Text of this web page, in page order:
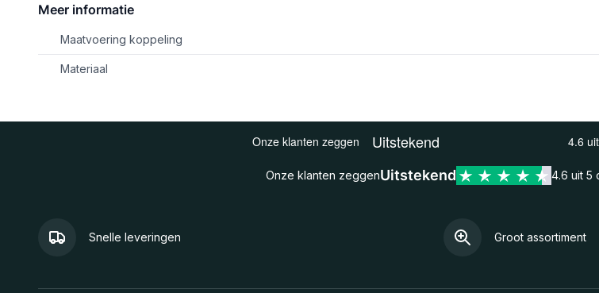
Meer informatie
Maatvoering koppeling
Materiaal
Onze klanten zeggenUitstekend 4.6 uit 5
Snelle leveringen Groot assortiment